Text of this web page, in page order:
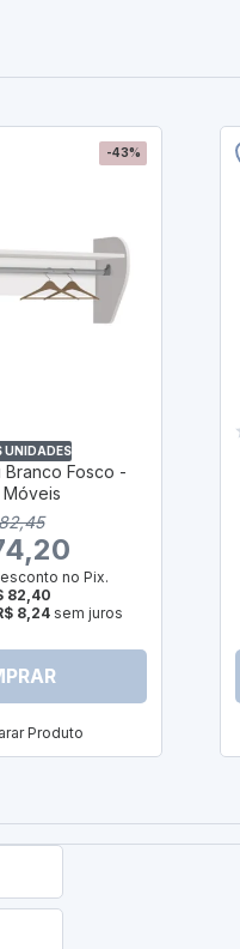
-43%
UNIDADES
Branco Fosco -
no Pix.
82,40
8,24 sem juros
Produto